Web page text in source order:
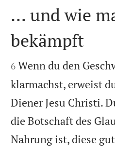

… und wie
bekämpft

6 Wenn du den
klarmachst, erweist
Diener Jesu Christi.
die Botschaft des
Nahrung ist, diese